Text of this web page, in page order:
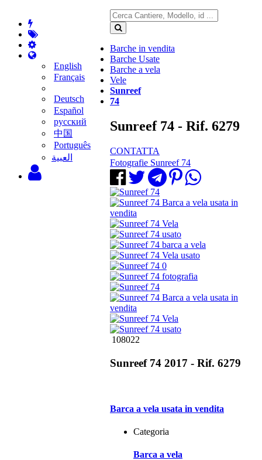
English
Français
Deutsch
Español
русский
中国
Português
‫العبية
Barche in vendita
Barche Usate
Barche a vela
Vele
Sunreef
74
Sunreef 74 - Rif. 6279
CONTATTA
Fotografie Sunreef 74
108022
Sunreef 74 2017 - Rif. 6279
Barca a vela usata in vendita
Categoria
Barca a vela